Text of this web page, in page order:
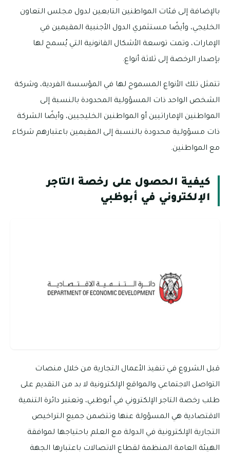
بالإضافة إلى فئات المواطنين التابعين لدول مجلس التعاون
الخليجي، وأيضًا مستثمري الدول الأجنبية المقيمين في
الإمارات، وتمت توسعة الأشكال القانونية التي يُسمح لها
بإصدار الرخصة إلى ثلاثة أنواع.
تتمثل تلك الأنواع المسموح لها في المؤسسة الفردية، وشركة
الشخص الواحد ذات المسؤولية المحدودة بالنسبة إلى
المواطنين الإماراتيين أو المواطنين الخليجيين، وأيضًا الشركة
ذات مسؤولية محدودة بالنسبة إلى المقيمين باعتبارهم شركاء
مع المواطنين.
كيفية الحصول على رخصة التاجر
الإلكتروني في أبوظبي
قبل الشروع في تنفيذ الأعمال التجارية من خلال منصات
التواصل الاجتماعي والمواقع الإلكترونية لا بد من التقديم على
طلب رخصة التاجر الإلكتروني في أبوظبي، وتعتبر دائرة التنمية
الاقتصادية هي المسؤولة عنها وتتضمن جميع التراخيص
التجارية الإلكترونية في الدولة مع العلم باحتياجها لموافقة
الهيئة العامة المنظمة لقطاع الاتصالات باعتبارها الجهة